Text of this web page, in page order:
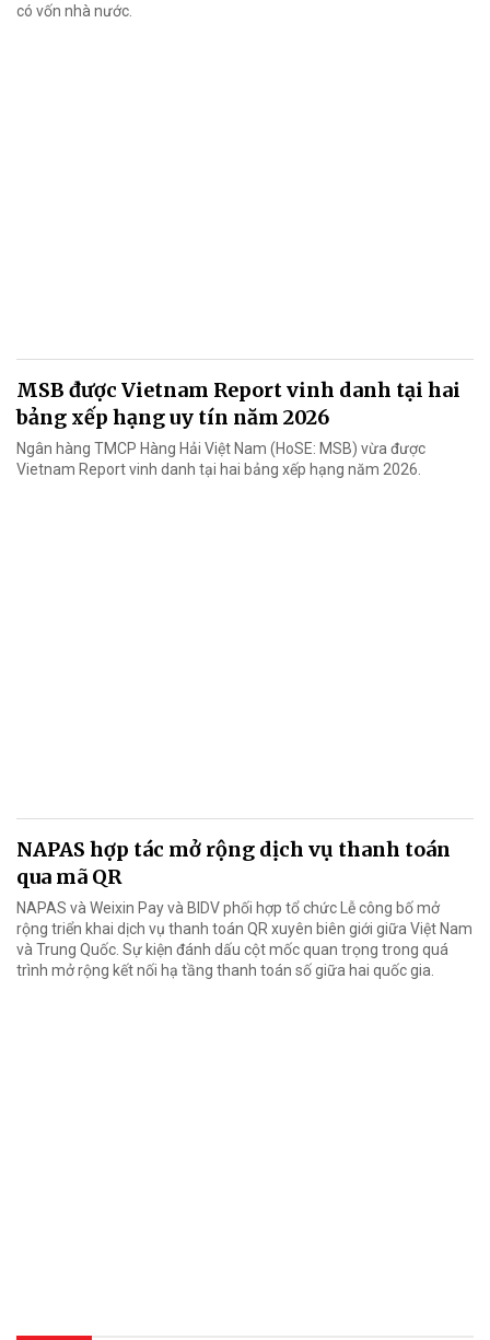
có vốn nhà nước.
MSB được Vietnam Report vinh danh tại hai
bảng xếp hạng uy tín năm 2026
Ngân hàng TMCP Hàng Hải Việt Nam (HoSE: MSB) vừa được
Vietnam Report vinh danh tại hai bảng xếp hạng năm 2026.
NAPAS hợp tác mở rộng dịch vụ thanh toán
qua mã QR
NAPAS và Weixin Pay và BIDV phối hợp tổ chức Lễ công bố mở
rộng triển khai dịch vụ thanh toán QR xuyên biên giới giữa Việt Nam
và Trung Quốc. Sự kiện đánh dấu cột mốc quan trọng trong quá
trình mở rộng kết nối hạ tầng thanh toán số giữa hai quốc gia.